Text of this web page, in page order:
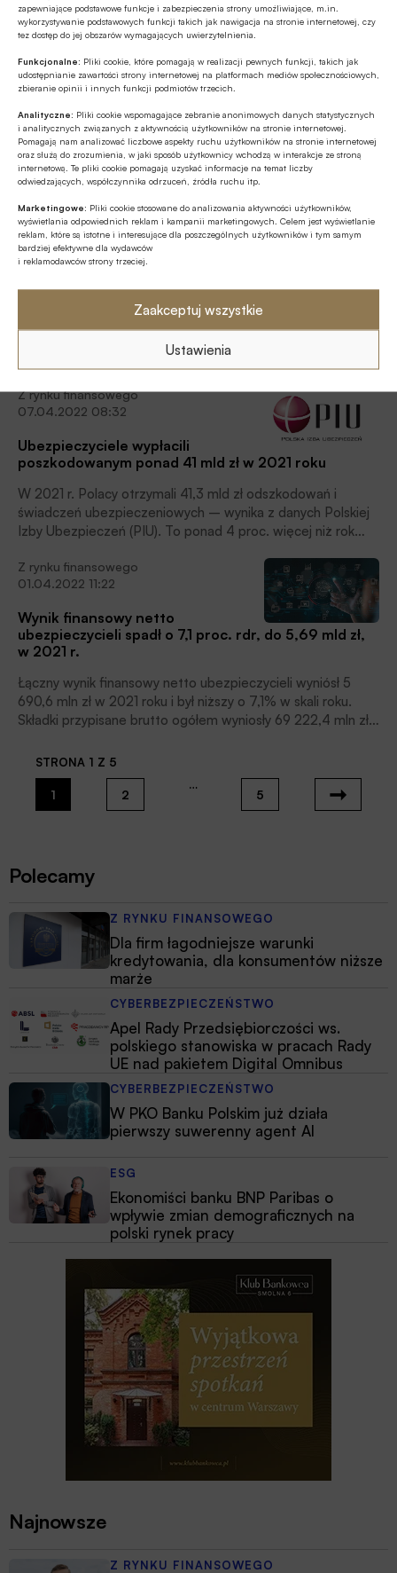
zapewniające podstawowe funkcje i zabezpieczenia strony umożliwiające, m.in.
wykorzystywanie podstawowych funkcji takich jak nawigacja na stronie internetowej, czy
tez dostęp do jej obszarów wymagających uwierzytelnienia.
Funkcjonalne: Pliki cookie, które pomagają w realizacji pewnych funkcji, takich jak
udostępnianie zawartości strony internetowej na platformach mediów społecznościowych,
zbieranie opinii i innych funkcji podmiotów trzecich.
Analityczne: Pliki cookie wspomagające zebranie anonimowych danych statystycznych
i analitycznych związanych z aktywnością użytkowników na stronie internetowej.
Pomagają nam analizować liczbowe aspekty ruchu użytkowników na stronie internetowej
oraz służą do zrozumienia, w jaki sposób użytkownicy wchodzą w interakcje ze stroną
internetową. Te pliki cookie pomagają uzyskać informacje na temat liczby
odwiedzających, współczynnika odrzuceń, źródła ruchu itp.
Marketingowe: Pliki cookie stosowane do analizowania aktywności użytkowników,
wyświetlania odpowiednich reklam i kampanii marketingowych. Celem jest wyświetlanie
reklam, które są istotne i interesujące dla poszczególnych użytkowników i tym samym
bardziej efektywne dla wydawców
i reklamodawców strony trzeciej.
Zaakceptuj wszystkie
Ustawienia
komunikacyjnych będą stosowane przez zakłady
ubezpieczeń nie później niż od 1 listopada 2022 r.
06.06.2022 16:01
bancassurance spadła do 1,34 mld zł w I kw. 2022 r.
Składka przypisana brutto ubezpieczycieli pozyskana w
kanale bancassurance wynosiła 1,34 mld zł na koniec I
kwartału br., co oznacza spadek o 18,9% r/r, podała Polska
Izba Ubezpieczeń.
Z rynku finansowego
03.06.2022 15:02
spadł rdr do 771,07 mln zł I kw. 2022 r.
Jak poinformowała Komisja Nadzoru Finansowego, zysk
netto ubezpieczycieli spadł do 771,07 mln zł w I kw. 2022 r.
z 1 133,64 mln zł rok wcześniej.
Z rynku finansowego
07.04.2022 08:32
Ubezpieczyciele wypłacili
poszkodowanym ponad 41 mld zł w 2021 roku
W 2021 r. Polacy otrzymali 41,3 mld zł odszkodowań i
świadczeń ubezpieczeniowych – wynika z danych Polskiej
Izby Ubezpieczeń (PIU). To ponad 4 proc. więcej niż rok
Z rynku finansowego
01.04.2022 11:22
Wynik finansowy netto
ubezpieczycieli spadł o 7,1 proc. rdr, do 5,69 mld zł,
w 2021 r.
Łączny wynik finansowy netto ubezpieczycieli wyniósł 5
690,6 mln zł w 2021 roku i był niższy o 7,1% w skali roku.
Składki przypisane brutto ogółem wyniosły 69 222,4 mln zł
STRONA 1 Z 5
1 2
…
5
Polecamy
Z RYNKU FINANSOWEGO
Dla firm łagodniejsze warunki
kredytowania, dla konsumentów niższe
marże
CYBERBEZPIECZEŃSTWO
Apel Rady Przedsiębiorczości ws.
polskiego stanowiska w pracach Rady
UE nad pakietem Digital Omnibus
CYBERBEZPIECZEŃSTWO
W PKO Banku Polskim już działa
pierwszy suwerenny agent AI
ESG
Ekonomiści banku BNP Paribas o
wpływie zmian demograficznych na
polski rynek pracy
Najnowsze
Z RYNKU FINANSOWEGO